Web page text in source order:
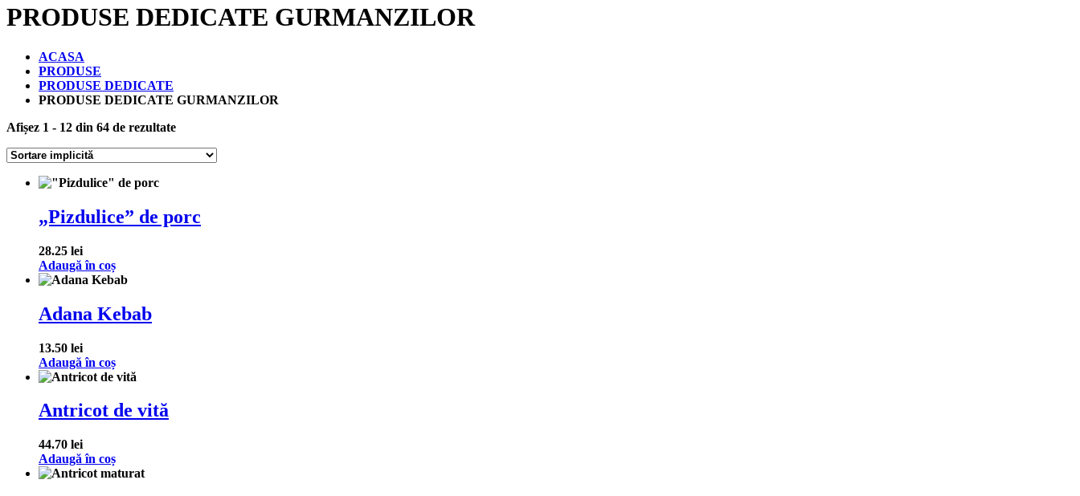
PRODUSE DEDICATE GURMANZILOR
ACASA
PRODUSE
PRODUSE DEDICATE
PRODUSE DEDICATE GURMANZILOR
Afișez 1 - 12 din 64 de rezultate
„Pizdulice” de porc
28.25 lei
Adaugă în coș
Adana Kebab
13.50 lei
Adaugă în coș
Antricot de vită
44.70 lei
Adaugă în coș